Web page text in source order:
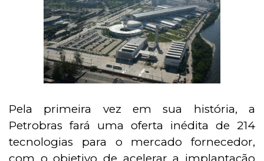
Pela primeira vez em sua história, a
Petrobras fará uma oferta inédita de 214
tecnologias para o mercado fornecedor,